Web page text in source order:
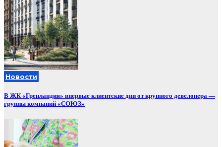
Новости
В ЖК «Гренландия» впервые клиентские дни от крупного девелопера —
группы компаний «СОЮЗ»